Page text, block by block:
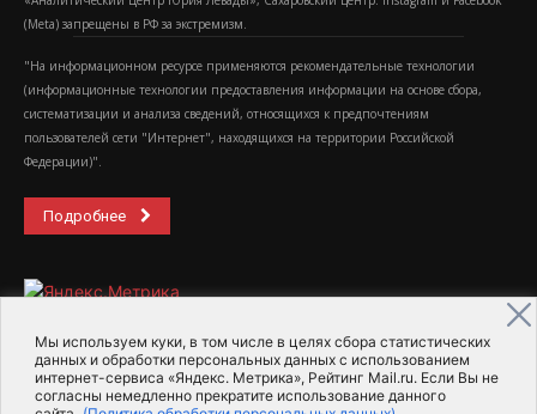
Мы используем куки, в том числе в целях сбора статистических
данных и обработки персональных данных с использованием
интернет-сервиса «Яндекс. Метрика», Рейтинг Mail.ru. Если Вы не
согласны немедленно прекратите использование данного
(Metа) запрещены в РФ за экстремизм.
"На информационном ресурсе применяются рекомендательные технологии
(информационные технологии предоставления информации на основе сбора,
систематизации и анализа сведений, относящихся к предпочтениям
пользователей сети "Интернет", находящихся на территории Российской
Федерации)".
Подробнее
2015-2026- Информационное агентство МедиаПоток